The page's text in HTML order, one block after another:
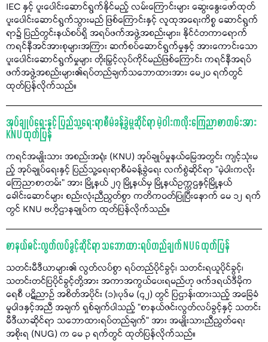
IEC နှင့် ပူးပေါင်းဆောင်ရွက်နိုင်မည့် လမ်းကြောင်းများ ဆွေးနွေးဖော်ထုတ်
ပူးပေါင်းဆောင်ရွက်သွားမည် ဖြစ်ကြောင်းနှင့် လူထုအရေးကိစ္စ ဆောင်ရွက်
ရာ၌ ပြည်တွင်းနယ်စပ်ရှိ အရပ်ဖက်အဖွဲ့အစည်းများ၊ နိုင်ငံတကာရောက်
ကရင်နီအင်အားစုများအကြား ဆက်စပ်ဆောင်ရွက်မှုနှင့် အားကောင်းသော
ပူးပေါင်းဆောင်ရွက်မှုများ တိုးမြှင့်လုပ်ကိုင်မည်ဖြစ်ကြောင်း ကရင်နီအရပ်
ဖက်အဖွဲ့အစည်းများ၏ရပ်တည်ချက်သဘောထားအား မေ၂၀ ရက်တွင်
ထုတ်ပြန်လိုက်သည်။
အုပ်ချုပ်ရေးနှင့် ပြည်သူ့ရေးရာစီမံခန့်ခွဲမှုဆိုင်ရာ မဲ့ဝါးကလိုးကြေညာစာတမ်းအား
KNU ထုတ်ပြန်
ကရင်အမျိုးသား အစည်းအရုံး (KNU) အုပ်ချုပ်မှုနယ်မြေအတွင်း ကျင့်သုံးမ
ည့် အုပ်ချုပ်ရေးနှင့် ပြည်သူ့ရေးရာစီမံခန့်ခွဲရေး လက်စွဲဆိုင်ရာ "မဲ့ဝါးကလိုး
ကြေညာစာတမ်း" အား မြို့နယ် ၂၇ မြို့နယ်မှ မြို့နယ်ဥက္ကဌနှင့်မြို့နယ်
ခေါင်းဆောင်များ စည်းလုံးညီညွတ်စွာ ကတိကဝတ်ပြုပြီးနောက် မေ ၁၂ ရက်
တွင် KNU ဗဟိုဌာနချုပ်က ထုတ်ပြန်လိုက်သည်။
စာနယ်ဇင်းလွတ်လပ်ခွင့်ဆိုင်ရာ သဘောထားရပ်တည်ချက် NUG ထုတ်ပြန်
သတင်းမီဒီယာများ၏ လွတ်လပ်စွာ ရပ်တည်ပိုင်ခွင့်၊ သတင်းရယူပိုင်ခွင့်၊
သတင်းတင်ပြပိုင်ခွင့်တို့အား အကာအကွယ်ပေးရမည်ဟု ဖက်ဒရယ်ဒီမိုက
ရေစီ ပဋိညာဉ် အစိတ်အပိုင်း (၁)၊ပုဒ်မ (၄၂) တွင် ပြဌာန်းထားသည့် အခြေခံ
မူဝါဒနှင့်အညီ အချက် ရှစ်ချက်ပါသည့် "စာနယ်ဇင်းလွတ်လပ်ခွင့်နှင့် သတင်း
မီဒီယာဆိုင်ရာ သဘောထားရပ်တည်ချက်" အား အမျိုးသားညီညွတ်ရေး
အစိုးရ (NUG) က မေ ၃ ရက်တွင် ထုတ်ပြန်လိုက်သည်။